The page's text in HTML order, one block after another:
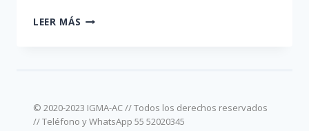
LEER MÁS BENDICIÓN
© 2020-2023 IGMA-AC // Todos los derechos reservados
// Teléfono y WhatsApp 55 52020345